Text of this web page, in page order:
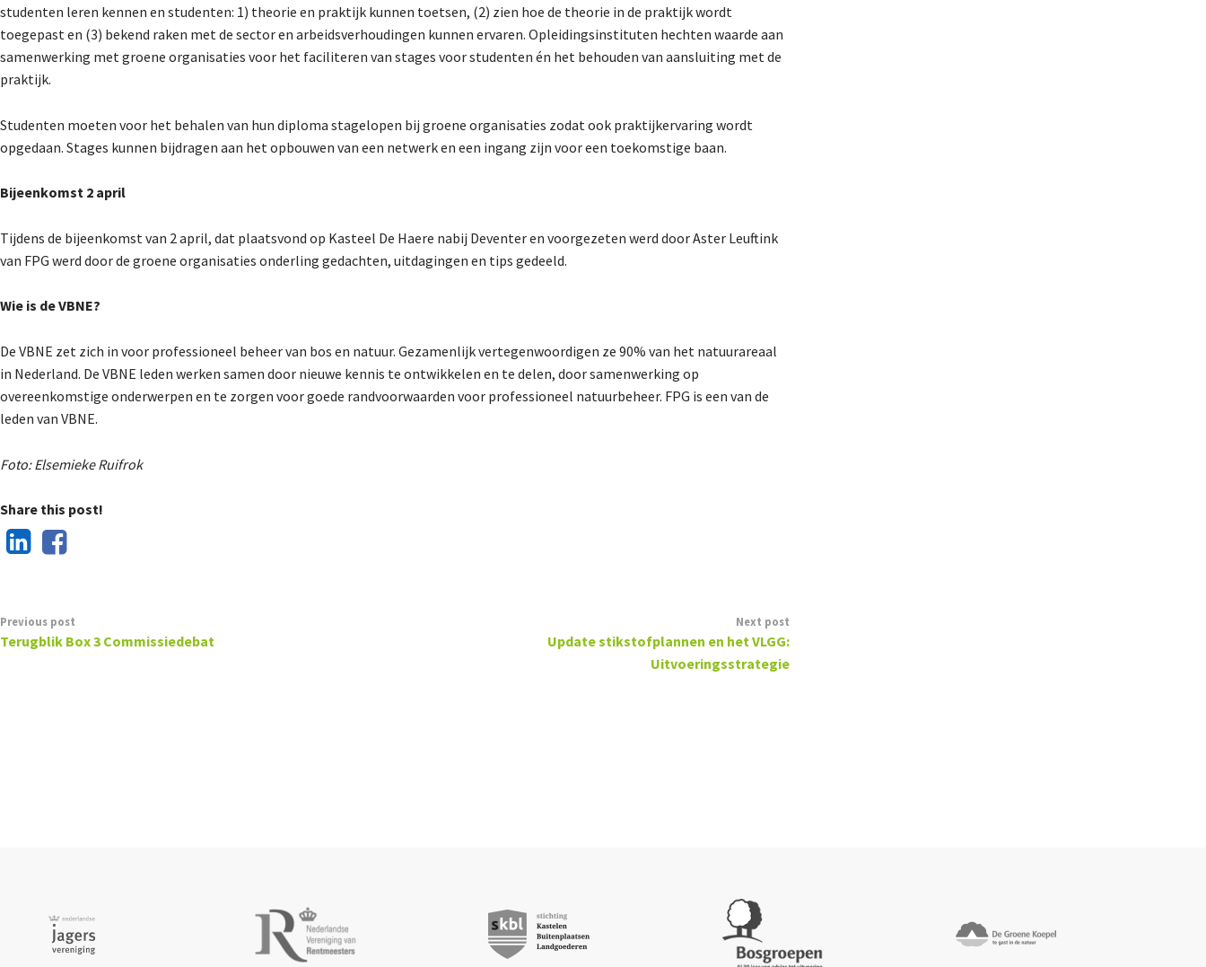
studenten leren kennen en studenten: 1) theorie en praktijk kunnen toetsen, (2) zien hoe de theorie in de praktijk wordt
toegepast en (3) bekend raken met de sector en arbeidsverhoudingen kunnen ervaren. Opleidingsinstituten hechten waarde aan
samenwerking met groene organisaties voor het faciliteren van stages voor studenten én het behouden van aansluiting met de
praktijk.
Studenten moeten voor het behalen van hun diploma stagelopen bij groene organisaties zodat ook praktijkervaring wordt
opgedaan. Stages kunnen bijdragen aan het opbouwen van een netwerk en een ingang zijn voor een toekomstige baan.
Bijeenkomst 2 april
Tijdens de bijeenkomst van 2 april, dat plaatsvond op Kasteel De Haere nabij Deventer en voorgezeten werd door Aster Leuftink
van FPG werd door de groene organisaties onderling gedachten, uitdagingen en tips gedeeld.
Wie is de VBNE?
De VBNE zet zich in voor professioneel beheer van bos en natuur. Gezamenlijk vertegenwoordigen ze 90% van het natuurareaal
in Nederland. De VBNE leden werken samen door nieuwe kennis te ontwikkelen en te delen, door samenwerking op
overeenkomstige onderwerpen en te zorgen voor goede randvoorwaarden voor professioneel natuurbeheer. FPG is een van de
leden van VBNE.
Foto: Elsemieke Ruifrok
Share this post!
Previous post
Terugblik Box 3 Commissiedebat
Next post
Update stikstofplannen en het VLGG:
Uitvoeringsstrategie